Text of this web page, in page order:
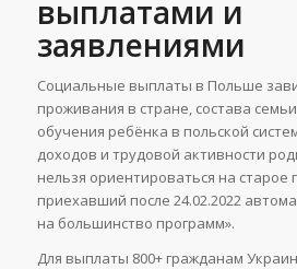
выплатами и
заявлениями
Социальные выплаты в Польше
проживания в стране, состава
обучения ребёнка в польской
доходов и трудовой активности
нельзя ориентироваться на
приехавший после 24.02.2022
на большинство программ».
Для выплаты 800+ гражданам